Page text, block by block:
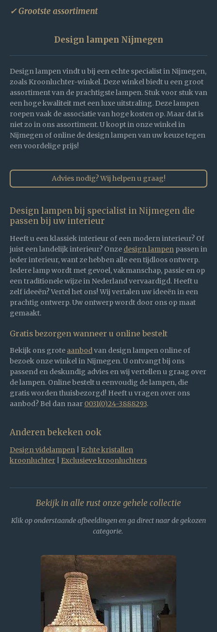
✓ Grootste assortiment
Design lampen Nijmegen
Design lampen vindt u bij een echte specialist in Nijmegen,
zoals Kroonluchter-winkel. Deze winkel biedt u een groot
assortiment van de prachtigste lampen. Stuk voor stuk van
een hoge kwaliteit met een luxe uitstraling. Deze lampen
roepen vaak de associatie van hoge kosten op. Maar dat is
niet zo in ons assortiment. U koopt in onze winkel in
Nijmegen of online de design lampen van uw keuze tegen
een voordelige prijs!
Advies nodig? Wij helpen u graag!
Design lampen bij specialist in Nijmegen die
passen bij uw interieur
Heeft u een klassiek interieur of een modern interieur? Of
juist een landelijk interieur? Onze design lampen passen in
ieder interieur, want ze hebben alle een tijdloos ontwerp.
Iedere lamp wordt met gevoel, vakmanschap, passie en op
een traditionele wijze in Nederland vervaardigd. Heeft u
zelf ideeën? Vertel het ons! Wij vertalen uw ideeën in een
prachtig ontwerp. Uw ontwerp wordt door ons op maat
gemaakt.
Gratis bezorgen wanneer u online bestelt
Bekijk ons grote aanbodvan design lampen online of
bezoek onze winkel in Nijmegen. U ontvangt bij ons
passend en deskundig advies en wij vertellen u graag over
de lampen. Online bestelt u eenvoudig de lampen, die
gratis worden thuisbezorgd! Heeft u vragen over ons
aanbod? Bel dan naar 0031(0)24-3888293.
Anderen bekeken ook
Design videlampen
Echte kristallen
kroonluchter
Exclusieve kroonluchters
Bekijk in alle rust onze gehele collectie
Klik op onderstaande afbeeldingen en ga direct naar de gekozen
categorie.